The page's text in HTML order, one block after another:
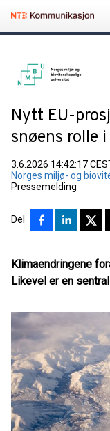
Nytt EU-
snøens rolle
3.6.2026 14:42:17
Norges miljø- og
Pressemelding
Del
Klimaendringene
Likevel er en